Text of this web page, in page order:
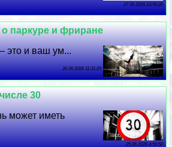
27 06 2026 23:50:20
паркуре и фриране
это и ваш ум...
26 06 2026 11:31:25
30
может иметь
25 06 2026 4:59:50